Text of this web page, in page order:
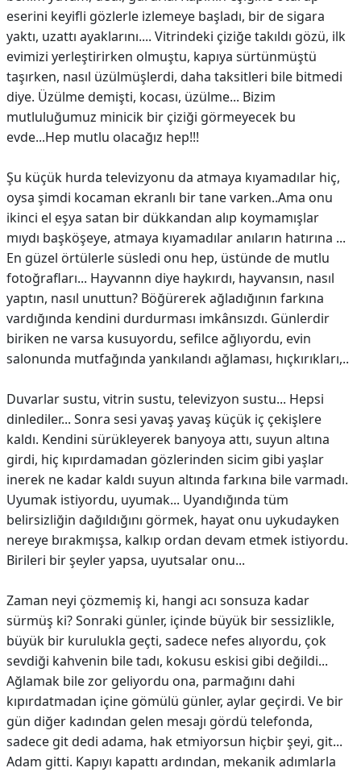
eserini keyifli gözlerle izlemeye başladı, bir de sigara
yaktı, uzattı ayaklarını.... Vitrindeki çiziğe takıldı gözü, ilk
evimizi yerleştirirken olmuştu, kapıya sürtünmüştü
taşırken, nasıl üzülmüşlerdi, daha taksitleri bile bitmedi
diye. Üzülme demişti, kocası, üzülme... Bizim
mutluluğumuz minicik bir çiziği görmeyecek bu
evde...Hep mutlu olacağız hep!!!
Şu küçük hurda televizyonu da atmaya kıyamadılar hiç,
oysa şimdi kocaman ekranlı bir tane varken..Ama onu
ikinci el eşya satan bir dükkandan alıp koymamışlar
mıydı başköşeye, atmaya kıyamadılar anıların hatırına ...
En güzel örtülerle süsledi onu hep, üstünde de mutlu
fotoğrafları... Hayvannn diye haykırdı, hayvansın, nasıl
yaptın, nasıl unuttun? Böğürerek ağladığının farkına
vardığında kendini durdurması imkânsızdı. Günlerdir
biriken ne varsa kusuyordu, sefilce ağlıyordu, evin
salonunda mutfağında yankılandı ağlaması, hıçkırıkları,..
Duvarlar sustu, vitrin sustu, televizyon sustu... Hepsi
dinlediler... Sonra sesi yavaş yavaş küçük iç çekişlere
kaldı. Kendini sürükleyerek banyoya attı, suyun altına
girdi, hiç kıpırdamadan gözlerinden sicim gibi yaşlar
inerek ne kadar kaldı suyun altında farkına bile varmadı.
Uyumak istiyordu, uyumak... Uyandığında tüm
belirsizliğin dağıldığını görmek, hayat onu uykudayken
nereye bırakmışsa, kalkıp ordan devam etmek istiyordu.
Birileri bir şeyler yapsa, uyutsalar onu...
Zaman neyi çözmemiş ki, hangi acı sonsuza kadar
sürmüş ki? Sonraki günler, içinde büyük bir sessizlikle,
büyük bir kurulukla geçti, sadece nefes alıyordu, çok
sevdiği kahvenin bile tadı, kokusu eskisi gibi değildi...
Ağlamak bile zor geliyordu ona, parmağını dahi
kıpırdatmadan içine gömülü günler, aylar geçirdi. Ve bir
gün diğer kadından gelen mesajı gördü telefonda,
sadece git dedi adama, hak etmiyorsun hiçbir şeyi, git...
Adam gitti. Kapıyı kapattı ardından, mekanik adımlarla